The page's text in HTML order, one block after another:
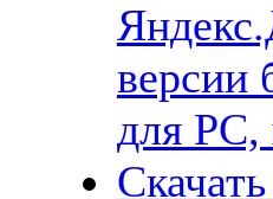
версии
для